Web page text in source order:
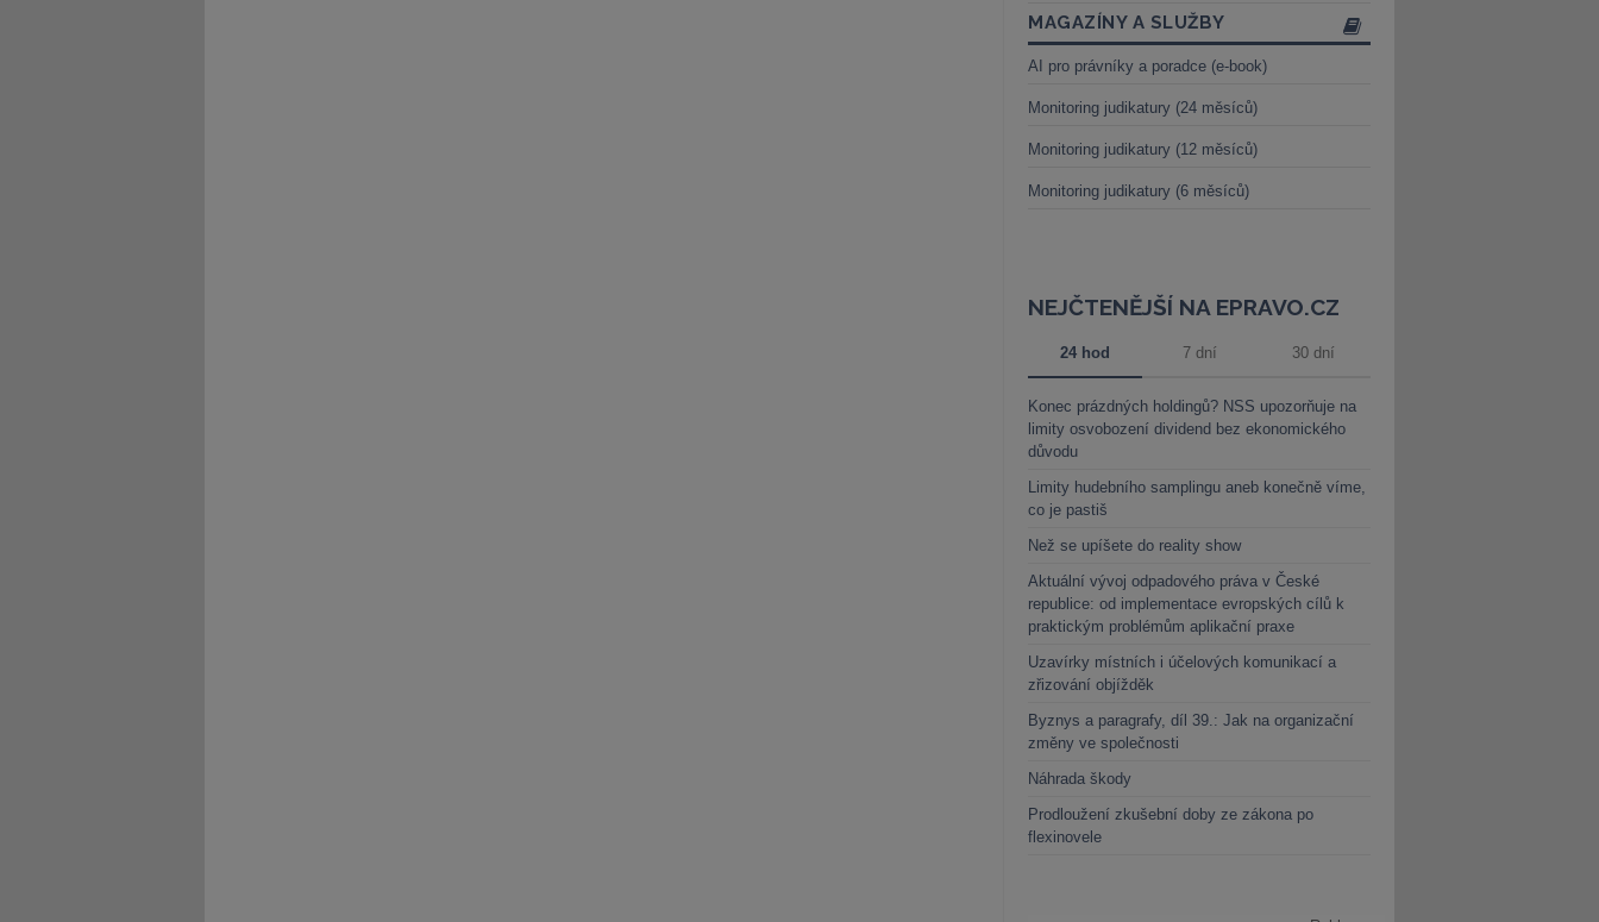
MAGAZÍNY A SLUŽBY
AI pro právníky a poradce (e-book)
Monitoring judikatury (24 měsíců)
Monitoring judikatury (12 měsíců)
Monitoring judikatury (6 měsíců)
NEJČTENĚJŠÍ NA EPRAVO.CZ
24 hod 7 dní 30 dní
Konec prázdných holdingů? NSS upozorňuje na
limity osvobození dividend bez ekonomického
důvodu
Limity hudebního samplingu aneb konečně víme,
co je pastiš
Než se upíšete do reality show
Aktuální vývoj odpadového práva v České
republice: od implementace evropských cílů k
praktickým problémům aplikační praxe
Uzavírky místních i účelových komunikací a
zřizování objížděk
Byznys a paragrafy, díl 39.: Jak na organizační
změny ve společnosti
Náhrada škody
Prodloužení zkušební doby ze zákona po
flexinovele